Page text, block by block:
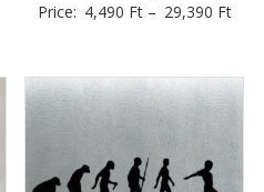
Price: 4,490 Ft– 29,390 Ft